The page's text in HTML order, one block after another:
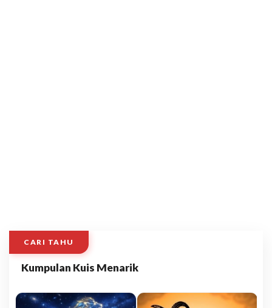
CARI TAHU
Kumpulan Kuis Menarik